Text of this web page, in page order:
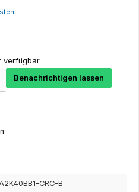
verfügbar
Benachrichtigen lassen
CRC-B